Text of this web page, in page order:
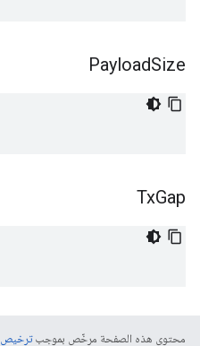
PayloadSize
TxGap
محتوى هذه الصفحة مرخّص بموجبترخيص Creative Commons Attribution 4.0‏